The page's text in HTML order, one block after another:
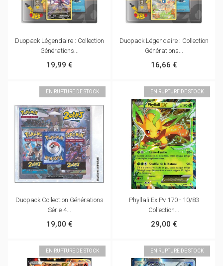
Duopack Légendaire : Collection
Générations...
19,99 €
Duopack Légendaire : Collection
Générations...
16,66 €
EN RUPTURE DE STOCK
Duopack Collection Générations
Série 4...
19,00 €
EN RUPTURE DE STOCK
Phyllali Ex Pv 170 - 10/83
Collection...
29,00 €
EN RUPTURE DE STOCK EN RUPTURE DE STOCK